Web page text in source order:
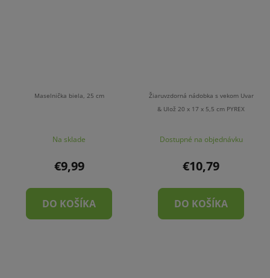
Maselnička biela, 25 cm
Na sklade
€9,99
DO KOŠÍKA
Žiaruvzdorná nádobka s vekom Uvar
& Ulož 20 x 17 x 5,5 cm PYREX
Dostupné na objednávku
€10,79
DO KOŠÍKA